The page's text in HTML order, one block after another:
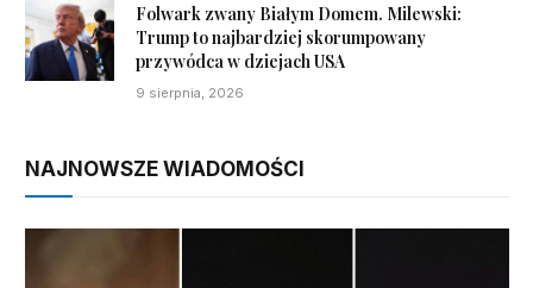
Folwark zwany Białym Domem. Milewski:
Trump to najbardziej skorumpowany
przywódca w dziejach USA
9 sierpnia, 2026
NAJNOWSZE WIADOMOŚCI